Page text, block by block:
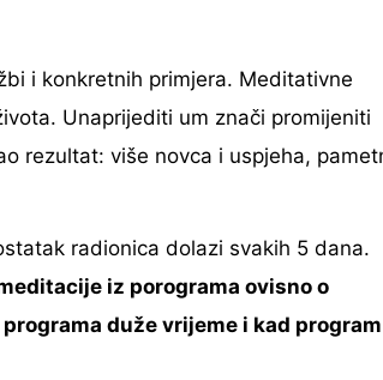
i konkretnih primjera. Meditativne
Unaprijediti um znači promijeniti
rezultat: više novca i uspjeha,
radionica dolazi svakih 5 dana.
iz porograma ovisno o
duže vrijeme i kad program